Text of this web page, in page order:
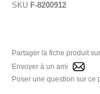
SKU F-8200912
Partager la fiche produit sur
Envoyer à un ami
Poser une question sur ce